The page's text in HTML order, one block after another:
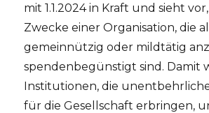
mit 1.1.2024 in Kraft und sieht
Zwecke einer Organisation, die
gemeinnützig oder mildtätig
spendenbegünstigt sind. Damit
Institutionen, die
für die Gesellschaft erbringen,